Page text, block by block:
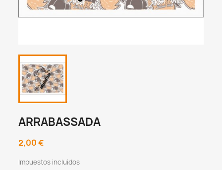
ARRABASSADA
2,00 €
Impuestos incluidos